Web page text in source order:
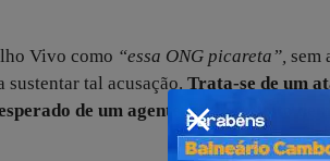
Vivo como “essa ONG picareta”, sem
tal acusação. Trata-se de um
de um agente público eleito